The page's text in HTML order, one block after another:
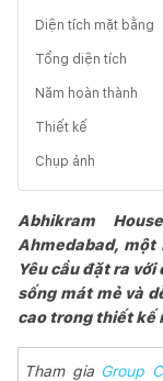
Diện tích mặt bằng
Tổng diện tích
Năm hoàn thành
Thiết kế
Chụp ảnh
Abhikram
Ahmedabad, một
Yêu cầu đặt ra
sống mát mẻ và
cao trong thiết kế
Tham gia Group